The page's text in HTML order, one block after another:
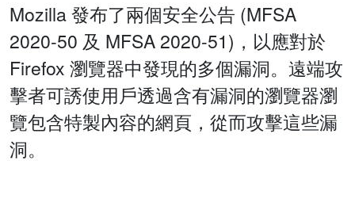
Mozilla 發布了兩個安全公告 (MFSA
2020-50 及 MFSA 2020-51)，以應對於
Firefox 瀏覽器中發現的多個漏洞。遠端攻
擊者可誘使用戶透過含有漏洞的瀏覽器瀏
覽包含特製內容的網頁，從而攻擊這些漏
洞。